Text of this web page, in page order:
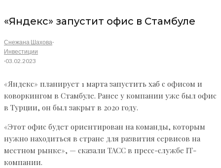
«Яндекс» запустит офис в Стамбуле
Снежана Шахова·
Инвестиции
·03.02.2023
«Яндекс» планирует 1 марта запустить хаб с офисом и
коворкингом в Стамбуле. Ранее у компании уже был офис
в Турции, он был закрыт в 2020 году.
«Этот офис будет ориентирован на команды, которым
нужно находиться в стране для развития сервисов на
местном рынке», — сказали ТАСС в пресс-службе IТ-
компании.